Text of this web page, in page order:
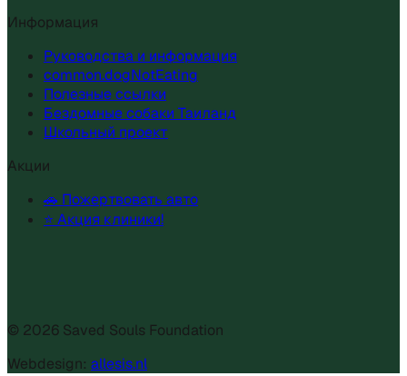
Информация
Руководства и информация
common.dogNotEating
Полезные ссылки
Бездомные собаки Таиланд
Школьный проект
Акции
🚗 Пожертвовать авто
⭐ Акция клиники!
© 2026 Saved Souls Foundation
Webdesign: allesis.nl